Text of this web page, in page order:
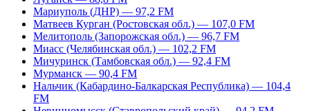
Мариуполь (ДНР) — 97,2 FM
Матвеев Курган (Ростовская обл.) — 107,0 FM
Мелитополь (Запорожская обл.) — 96,7 FM
Миасс (Челябинская обл.) — 102,2 FM
Мичуринск (Тамбовская обл.) — 92,4 FM
Мурманск — 90,4 FM
Нальчик (Кабардино-Балкарская Республика) — 104,4
FM